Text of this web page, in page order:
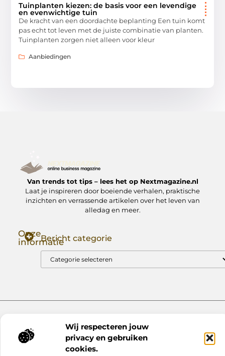
Wij respecteren jouw
privacy en gebruiken
cookies.
Tuinplanten kiezen: de basis voor een levendige
en evenwichtige tuin
De kracht van een doordachte beplanting Een tuin komt
pas echt tot leven met de juiste combinatie van planten.
Tuinplanten zorgen niet alleen voor kleur
Aanbiedingen
Van trends tot tips – lees het op Nextmagazine.nl
Laat je inspireren door boeiende verhalen, praktische
inzichten en verrassende artikelen over het leven van
alledag en meer.
Onze
informatieBericht categorie
@2025 www.nextmagazine.nl. All Right Reserved.